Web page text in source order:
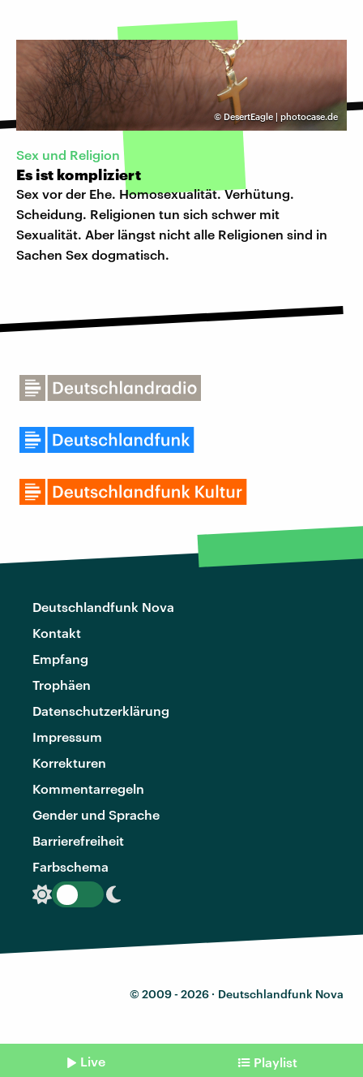
© DesertEagle | photocase.de
Sex und Religion
Es ist kompliziert
Sex vor der Ehe. Homosexualität. Verhütung.
Scheidung. Religionen tun sich schwer mit
Sexualität. Aber längst nicht alle Religionen sind in
Sachen Sex dogmatisch.
Deutschlandfunk Nova
Kontakt
Empfang
Trophäen
Datenschutzerklärung
Impressum
Korrekturen
Kommentarregeln
Gender und Sprache
Barrierefreiheit
Farbschema
© 2009 - 2026 · Deutschlandfunk Nova
Live Playlist